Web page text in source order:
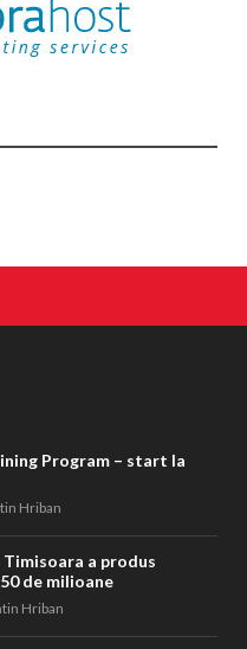
Program – start la
Hriban
a produs
de milioane
Hriban